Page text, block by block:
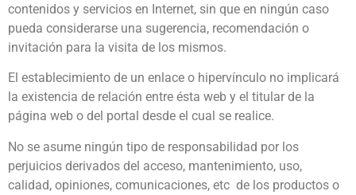
contenidos y servicios en Internet, sin que en ningún caso
pueda considerarse una sugerencia, recomendación o
invitación para la visita de los mismos.
El establecimiento de un enlace o hipervínculo no implicará
la existencia de relación entre ésta web y el titular de la
página web o del portal desde el cual se realice.
No se asume ningún tipo de responsabilidad por los
perjuicios derivados del acceso, mantenimiento, uso,
calidad, opiniones, comunicaciones, etc de los productos o